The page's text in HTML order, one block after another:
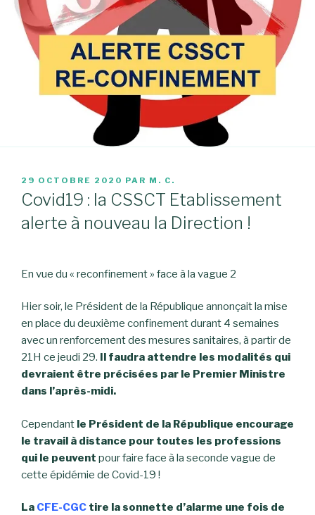
PUBLIÉ
LE
29 OCTOBRE 2020 PAR M. C.
Covid19 : la CSSCT Etablissement
alerte à nouveau la Direction !
En vue du « reconfinement » face à la vague 2
Hier soir, le Président de la République annonçait la mise
en place du deuxième confinement durant 4 semaines
avec un renforcement des mesures sanitaires, à partir de
21H ce jeudi 29. Il faudra attendre les modalités qui
devraient être précisées par le Premier Ministre
dans l’après-midi.
Cependant le Président de la République encourage
le travail à distance pour toutes les professions
qui le peuvent pour faire face à la seconde vague de
cette épidémie de Covid-19 !
La CFE-CGC tire la sonnette d’alarme une fois de